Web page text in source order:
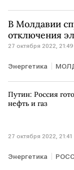
платный контент
В Молдавии
отключения
27 октября 2022, 21:49
Энергетика
отключение
Путин: Россия
нефть и газ
27 октября 2022, 21:41
Энергетика